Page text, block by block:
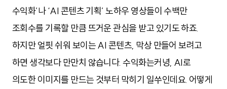
수익화’나 ‘AI 콘텐츠 기획’ 노하우 영상들이 수백만
조회수를 기록할 만큼 뜨거운 관심을 받고 있기도 하죠.
하지만 얼핏 쉬워 보이는 AI 콘텐츠, 막상 만들어 보려고
하면 생각보다 만만치 않습니다. 수익화는커녕, AI로
의도한 이미지를 만드는 것부터 막히기 일쑤인데요. 어떻게